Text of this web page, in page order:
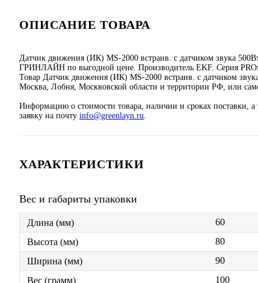
ОПИСАНИЕ ТОВАРА
Датчик движения (ИК) MS-2000 встраив. с датчиком звука
ГРИНЛАЙН по выгодной цене. Производитель EKF. Серия
Товар Датчик движения (ИК) MS-2000 встраив. с датчиком
Москва, Лобня, Москвовской области и территории РФ, или
Информацию о стоимости товара, наличии и сроках поставки,
заявку на почту info@greenlayn.ru
ХАРАКТЕРИСТИКИ
Вес и габариты упаковки
Длина (мм)
60
Высота (мм)
80
Ширина (мм)
90
Вес (грамм)
100